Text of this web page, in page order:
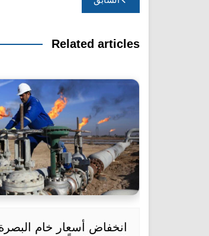
المقالات
Related articles
انخفاض أسعار خام